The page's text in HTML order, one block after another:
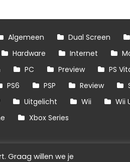
Algemeen Dual Screen
Hardware Internet
PC Preview PS
PS6 PSP Review
Uitgelicht Wii Wii
Xbox Series
Graag willen we je